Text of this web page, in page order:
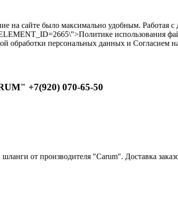
на сайте было максимально удобным. Работая
использования
персональных данных и Согласием
+7(920) 070-65-50
от производителя "Carum". Доставка